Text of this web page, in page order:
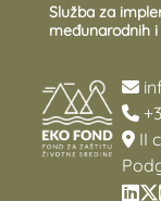
Služba za
međunarodnih
II